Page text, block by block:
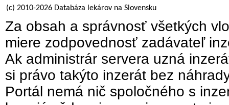
(c) 2010-2026 Databáza lekárov na Slovensku
Za obsah a správnosť všetkých
miere zodpovednosť zadávateľ
Ak administrár servera uzná
si právo takýto inzerát bez
Portál nemá nič spoločného s